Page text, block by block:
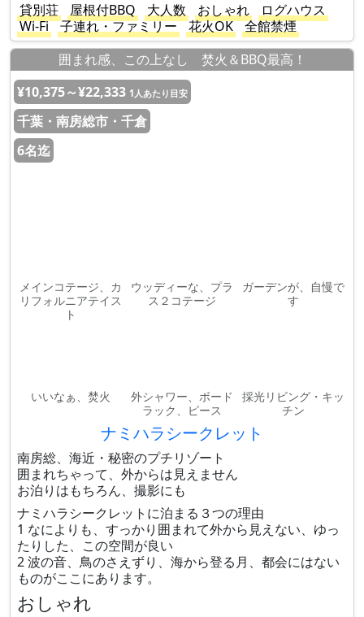
貸別荘
屋根付BBQ 大人数 おしゃれ
ログハウス
Wi-Fi
子連れ・ファミリー 花火OK
全館禁煙
囲まれ感、この上なし 焚火＆BBQ最高！
¥10,375～¥22,333 1人あたり目安
千葉・南房総市・千倉
6名迄
メインコテージ、カ
リフォルニアテイス
ト
ウッディーな、プラ
ス２コテージ
ガーデンが、自慢で
す
いいなぁ、焚火
外シャワー、ボード
ラック、ピース
採光リビング・キッ
チン
ナミハラシークレット
南房総、海近・秘密のプチリゾート
囲まれちゃって、外からは見えません
お泊りはもちろん、撮影にも
ナミハラシークレットに泊まる３つの理由
1 なによりも、すっかり囲まれて外から見えない、ゆっ
たりした、この空間が良い
2 波の音、鳥のさえずり、海から登る月、都会にはない
ものがここにあります。
おしゃれ